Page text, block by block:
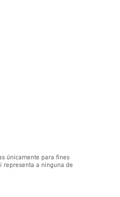
únicamente para fines
representa a ninguna de